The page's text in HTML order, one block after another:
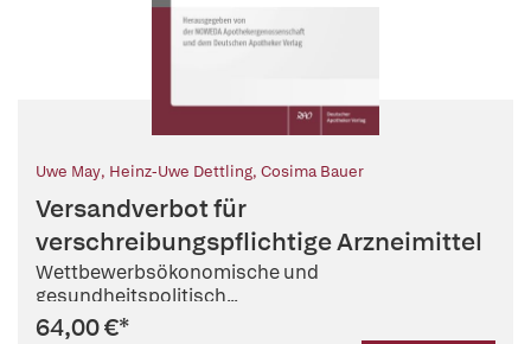
Uwe May, Heinz-Uwe Dettling, Cosima Bauer
Versandverbot für
verschreibungspflichtige Arzneimittel
Wettbewerbsökonomische und
gesundheitspolitisch...
64,00 €*